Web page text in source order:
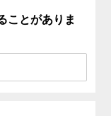
ことがありま